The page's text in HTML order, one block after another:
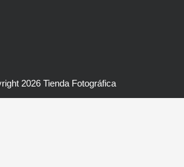
2026 Tienda Fotográfica